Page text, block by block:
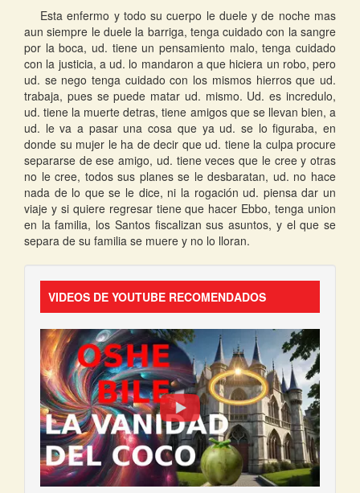
Esta enfermo y todo su cuerpo le duele y de noche mas
aun siempre le duele la barriga, tenga cuidado con la sangre
por la boca, ud. tiene un pensamiento malo, tenga cuidado
con la justicia, a ud. lo mandaron a que hiciera un robo, pero
ud. se nego tenga cuidado con los mismos hierros que ud.
trabaja, pues se puede matar ud. mismo. Ud. es incredulo,
ud. tiene la muerte detras, tiene amigos que se llevan bien, a
ud. le va a pasar una cosa que ya ud. se lo figuraba, en
donde su mujer le ha de decir que ud. tiene la culpa procure
separarse de ese amigo, ud. tiene veces que le cree y otras
no le cree, todos sus planes se le desbaratan, ud. no hace
nada de lo que se le dice, ni la rogación ud. piensa dar un
viaje y si quiere regresar tiene que hacer Ebbo, tenga union
en la familia, los Santos fiscalizan sus asuntos, y el que se
separa de su familia se muere y no lo lloran.
VIDEOS DE YOUTUBE RECOMENDADOS